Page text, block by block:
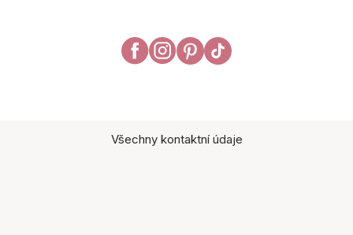
Všechny kontaktní údaje